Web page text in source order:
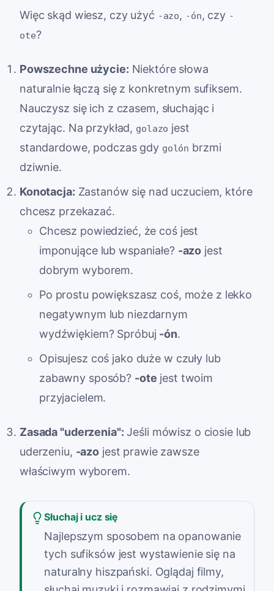
Więc skąd wiesz, czy użyć -azo, -ón, czy -
ote?
Powszechne użycie: Niektóre słowa
naturalnie łączą się z konkretnym sufiksem.
Nauczysz się ich z czasem, słuchając i
czytając. Na przykład, golazo jest
standardowe, podczas gdy golón brzmi
dziwnie.
Konotacja: Zastanów się nad uczuciem, które
chcesz przekazać.
Chcesz powiedzieć, że coś jest
imponujące lub wspaniałe? -azo jest
dobrym wyborem.
Po prostu powiększasz coś, może z lekko
negatywnym lub niezdarnym
wydźwiękiem? Spróbuj -ón.
Opisujesz coś jako duże w czuły lub
zabawny sposób? -ote jest twoim
przyjacielem.
Zasada "uderzenia": Jeśli mówisz o ciosie lub
uderzeniu, -azo jest prawie zawsze
właściwym wyborem.
Słuchaj i ucz się
Najlepszym sposobem na opanowanie
tych sufiksów jest wystawienie się na
naturalny hiszpański. Oglądaj filmy,